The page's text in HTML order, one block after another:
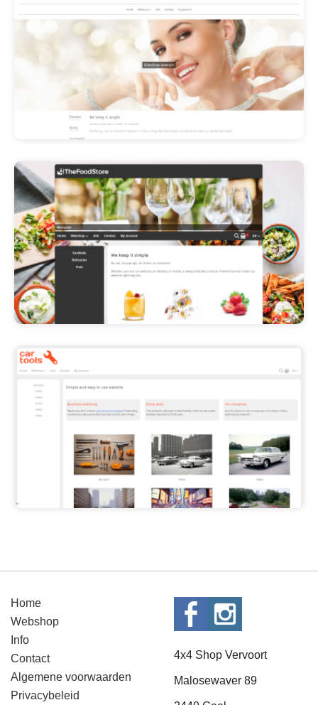
Home
Webshop
Info
Contact
Algemene voorwaarden
Privacybeleid
4x4 Shop Vervoort
Malosewaver 89